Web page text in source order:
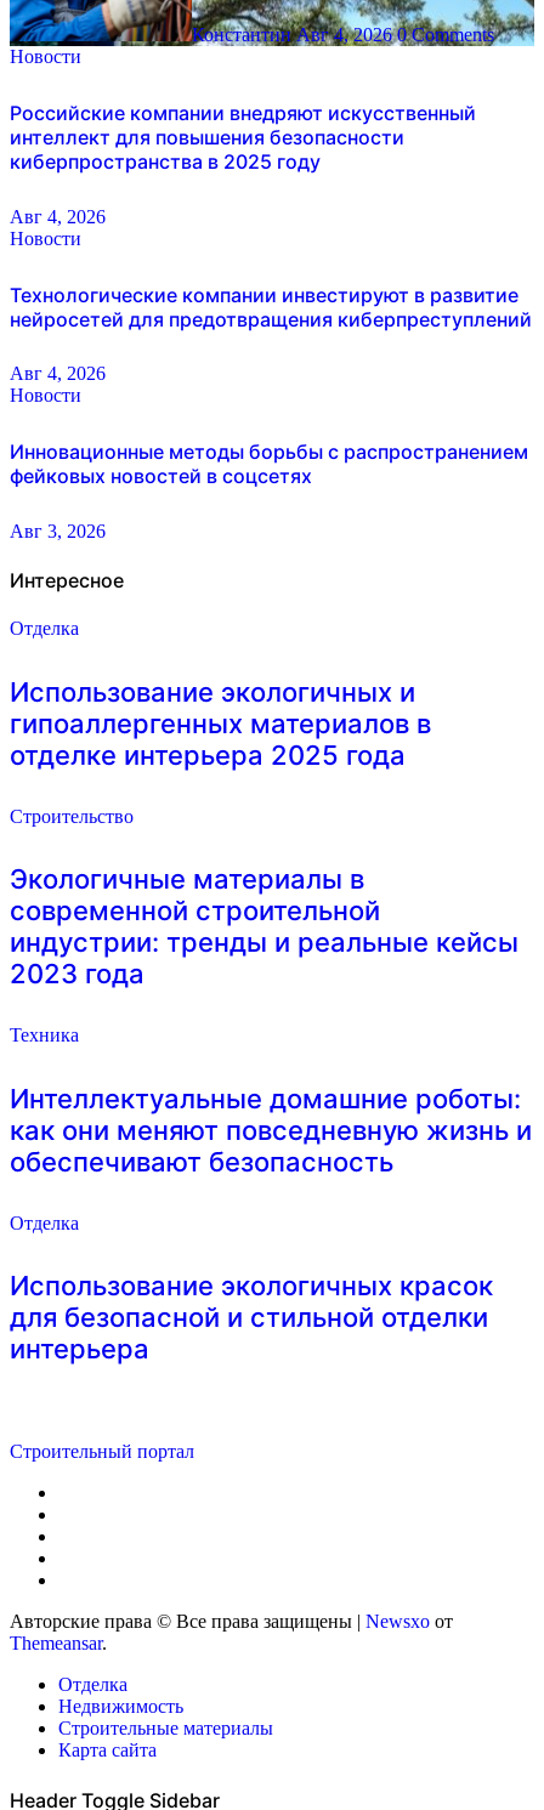
КонстантинАвг 4, 2026 0 Comments
Новости
Российские компании внедряют искусственный
интеллект для повышения безопасности
киберпространства в 2025 году
Авг 4, 2026
Новости
Технологические компании инвестируют в развитие
нейросетей для предотвращения киберпреступлений
Авг 4, 2026
Новости
Инновационные методы борьбы с распространением
фейковых новостей в соцсетях
Авг 3, 2026
Интересное
Отделка
Использование экологичных и
гипоаллергенных материалов в
отделке интерьера 2025 года
Строительство
Экологичные материалы в
современной строительной
индустрии: тренды и реальные кейсы
2023 года
Техника
Интеллектуальные домашние роботы:
как они меняют повседневную жизнь и
обеспечивают безопасность
Отделка
Использование экологичных красок
для безопасной и стильной отделки
интерьера
Строительный портал
Авторские права © Все права защищены | Newsxo от
Themeansar.
Отделка
Недвижимость
Строительные материалы
Карта сайта
Header Toggle Sidebar